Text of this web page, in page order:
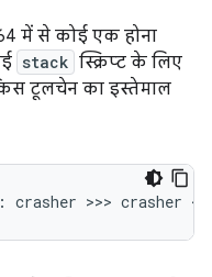
में से कोई एक होना
stack स्क्रिप्ट के लिए
टूलचेन का इस्तेमाल